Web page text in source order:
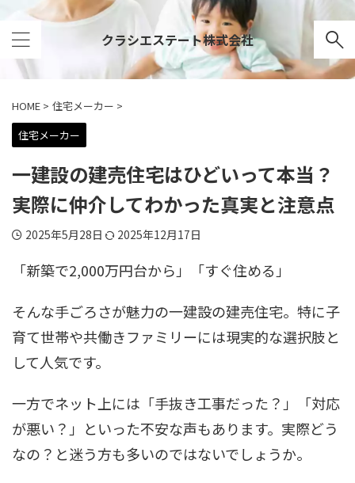
クラシエステート株式会社
HOME > 住宅メーカー >
住宅メーカー
一建設の建売住宅はひどいって本当？
実際に仲介してわかった真実と注意点
2025年5月28日 2025年12月17日
「新築で2,000万円台から」「すぐ住める」
そんな手ごろさが魅力の一建設の建売住宅。特に子
育て世帯や共働きファミリーには現実的な選択肢と
して人気です。
一方でネット上には「手抜き工事だった？」「対応
が悪い？」といった不安な声もあります。実際どう
なの？と迷う方も多いのではないでしょうか。